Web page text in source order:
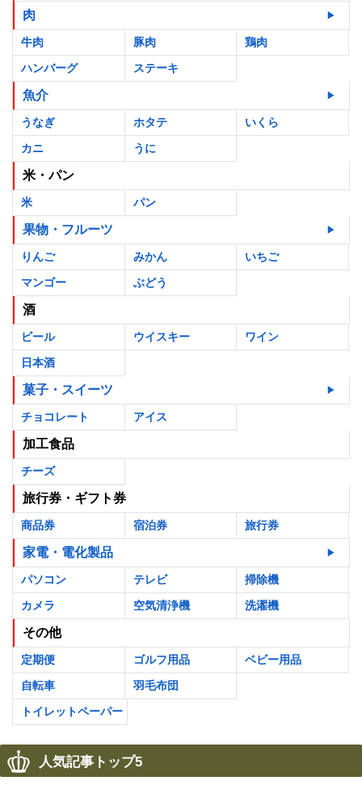
肉
牛肉 豚肉
鶏肉
ハンバーグ
ステーキ
魚介
うなぎ ホタテ
いくら
カニ
うに
米・パン
米 パン
果物・フルーツ
りんご みかん
いちご
マンゴー
ぶどう
酒
ビール ウイスキー
ワイン
日本酒
菓子・スイーツ
チョコレート アイス
加工食品
チーズ
旅行券・ギフト券
商品券 宿泊券 旅行券
家電・電化製品
パソコン テレビ
掃除機
カメラ
空気清浄機 洗濯機
その他
定期便 ゴルフ用品
ベビー用品
自転車
羽毛布団
トイレットペーパー
人気記事トップ5